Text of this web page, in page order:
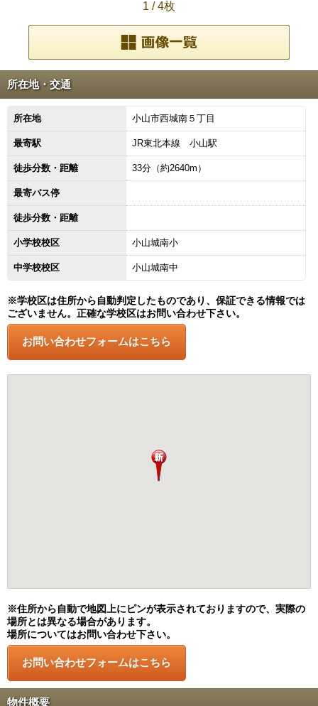
1 /4枚
所在地・交通
所在地 小山市西城南５丁目
最寄駅 JR東北本線 小山駅
徒歩分数・距離 33分（約2640m）
最寄バス停
徒歩分数・距離
小学校校区 小山城南小
中学校校区 小山城南中
※学校区は住所から自動判定したものであり、保証できる情報では
ございません。正確な学校区はお問い合わせ下さい。
※住所から自動で地図上にピンが表示されておりますので、実際の
場所とは異なる場合があります。
場所についてはお問い合わせ下さい。
物件概要